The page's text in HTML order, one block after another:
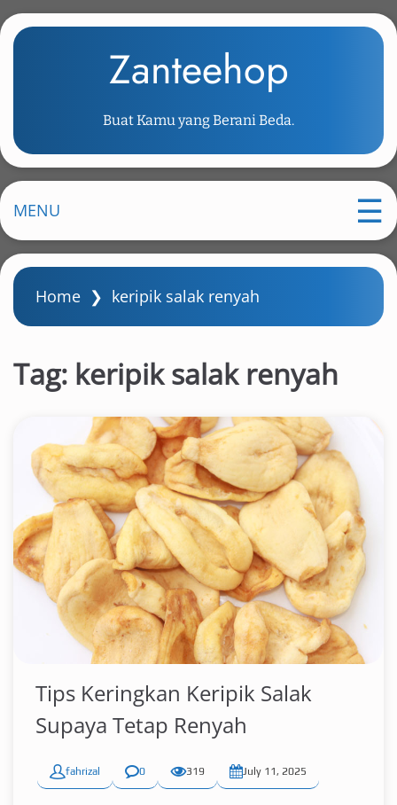
k
m
i
n
o
Zanteehop
Buat Kamu yang Berani Beda.
MENU
Home ❯ keripik salak renyah
Tag: keripik salak renyah
Tips Keringkan Keripik Salak
Supaya Tetap Renyah
fahrizal 0 319 July 11, 2025